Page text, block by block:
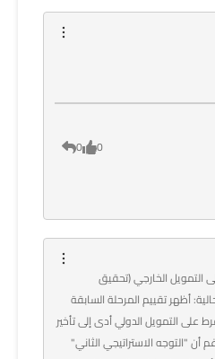
0
0
التمويل الخارجي (تحقيق
أظهر تقييم المرحلة السابقة
المفرط على التمويل الدولي أدى إلى تأخير
أن "التوجه الاستراتيجي الثاني"